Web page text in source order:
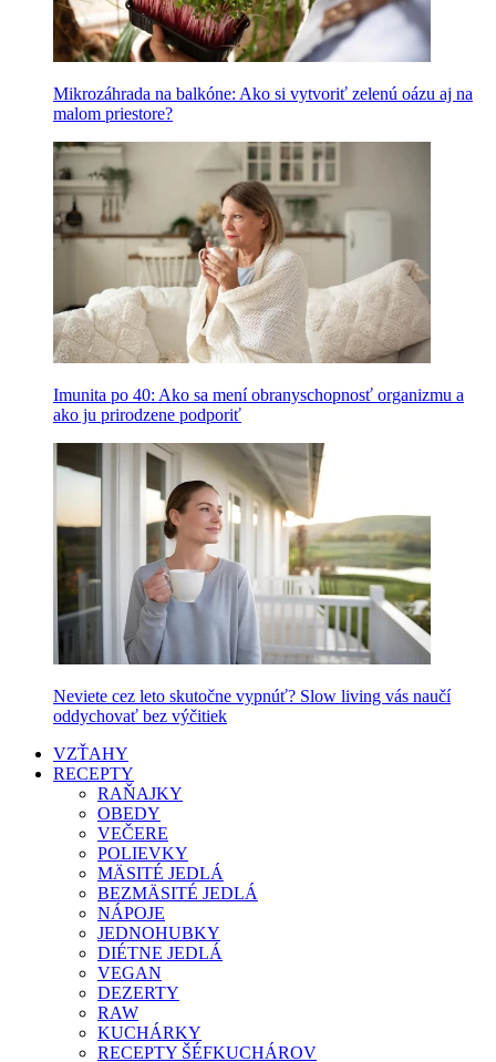
Mikrozáhrada na balkóne: Ako si vytvoriť zelenú oázu aj na
malom priestore?
Imunita po 40: Ako sa mení obranyschopnosť organizmu a
ako ju prirodzene podporiť
Neviete cez leto skutočne vypnúť? Slow living vás naučí
oddychovať bez výčitiek
VZŤAHY
RECEPTY
RAŇAJKY
OBEDY
VEČERE
POLIEVKY
MÄSITÉ JEDLÁ
BEZMÄSITÉ JEDLÁ
NÁPOJE
JEDNOHUBKY
DIÉTNE JEDLÁ
VEGAN
DEZERTY
RAW
KUCHÁRKY
RECEPTY ŠÉFKUCHÁROV